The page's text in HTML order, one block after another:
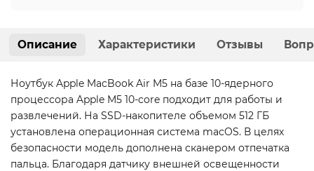
Описание Характеристики Отзывы
Ноутбук Apple MacBook Air M5 на базе 10-ядерного
процессора Apple M5 10-core подходит для работы и
развлечений. На SSD-накопителе объемом 512 ГБ
установлена операционная система macOS. В целях
безопасности модель дополнена сканером отпечатка
пальца. Благодаря датчику внешней освещенности